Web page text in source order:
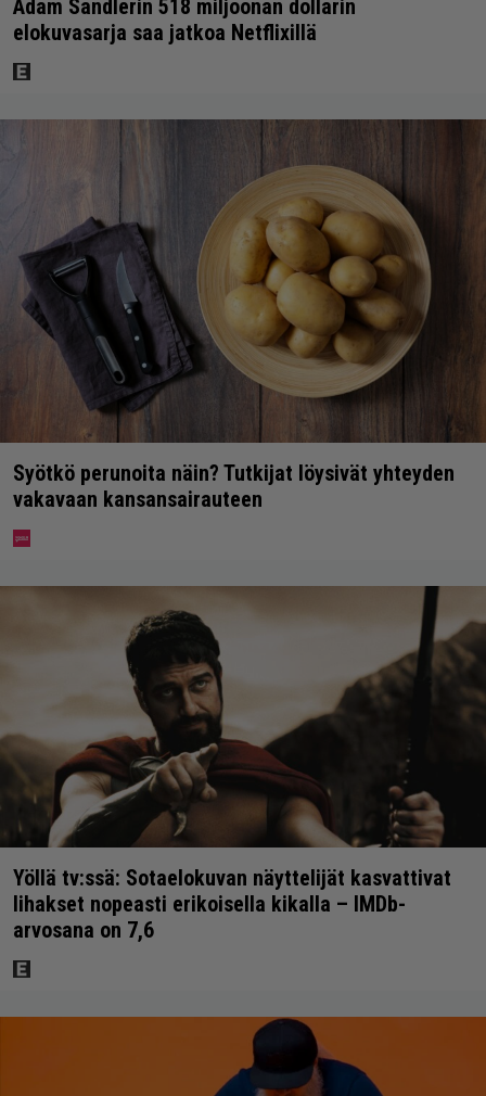
Adam Sandlerin 518 miljoonan dollarin
elokuvasarja saa jatkoa Netflixillä
Syötkö perunoita näin? Tutkijat löysivät yhteyden
vakavaan kansansairauteen
Yöllä tv:ssä: Sotaelokuvan näyttelijät kasvattivat
lihakset nopeasti erikoisella kikalla – IMDb-
arvosana on 7,6